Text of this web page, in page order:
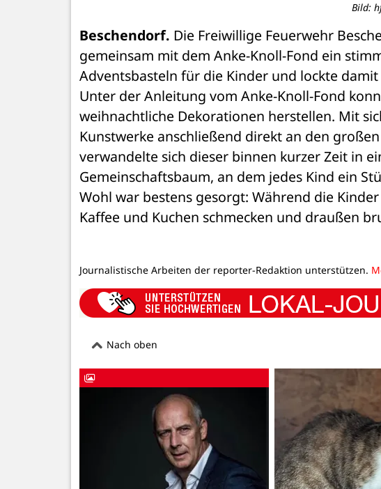
Bild:
Beschendorf. Die Freiwillige Feuerwehr
gemeinsam mit dem Anke-Knoll-Fond ein
Adventsbasteln für die Kinder und lockte
Unter der Anleitung vom Anke-Knoll-Fond
weihnachtliche Dekorationen herstellen. Mit
Kunstwerke anschließend direkt an den
verwandelte sich dieser binnen kurzer Zeit in
Gemeinschaftsbaum, an dem jedes Kind ein
Wohl war bestens gesorgt: Während die
Kaffee und Kuchen schmecken und draußen
Journalistische Arbeiten der reporter-Redaktion unterstützen.
Nach oben